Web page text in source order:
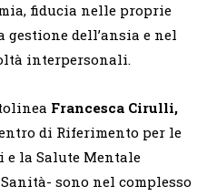
fiducia nelle proprie
gestione dell’ansia e nel
interpersonali.
Francesca Cirulli,
di Riferimento per le
e la Salute Mentale
sono nel complesso